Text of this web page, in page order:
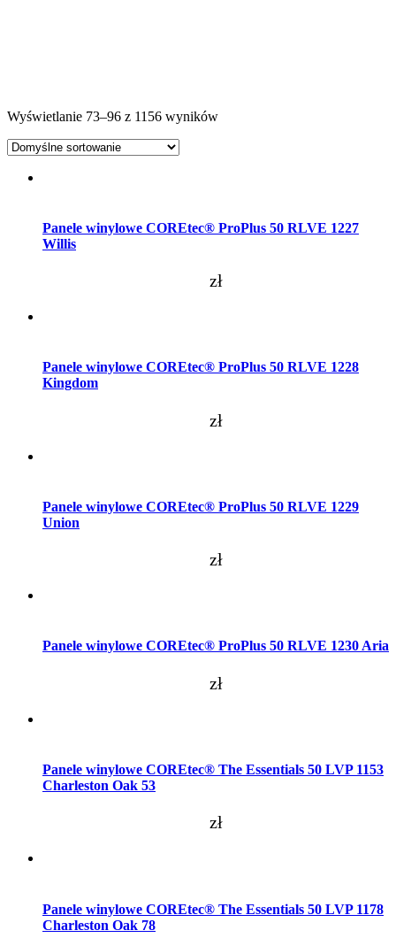
Wyświetlanie 73–96 z 1156 wyników
Panele winylowe COREtec® ProPlus 50 RLVE 1227
Willis
zł
Panele winylowe COREtec® ProPlus 50 RLVE 1228
Kingdom
zł
Panele winylowe COREtec® ProPlus 50 RLVE 1229
Union
zł
Panele winylowe COREtec® ProPlus 50 RLVE 1230 Aria
zł
Panele winylowe COREtec® The Essentials 50 LVP 1153
Charleston Oak 53
zł
Panele winylowe COREtec® The Essentials 50 LVP 1178
Charleston Oak 78